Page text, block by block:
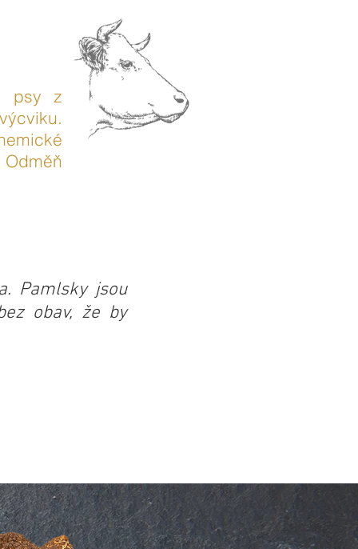
psy z
Pamlsky jsou
obav, že by